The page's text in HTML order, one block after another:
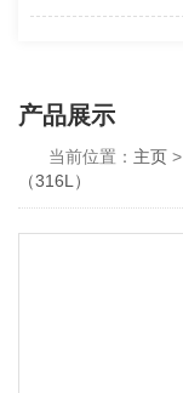
产品展示
当前位置： 主页>
（316L）